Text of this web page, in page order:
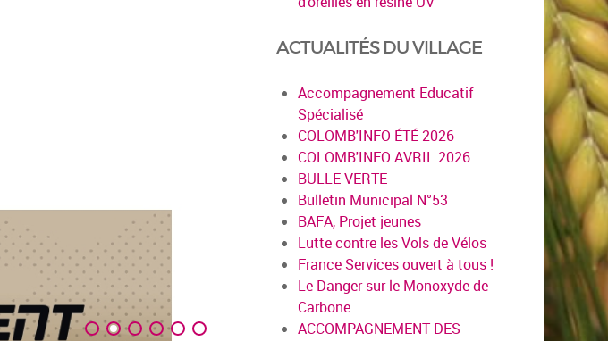
en savoir plus
ACTUALITÉS DU VILLAGE
Accompagnement Educatif
Spécialisé
COLOMB'INFO ÉTÉ 2026
COLOMB'INFO AVRIL 2026
BULLE VERTE
Bulletin Municipal N°53
BAFA, Projet jeunes
Lutte contre les Vols de Vélos
France Services ouvert à tous !
Le Danger sur le Monoxyde de
Carbone
ACCOMPAGNEMENT DES